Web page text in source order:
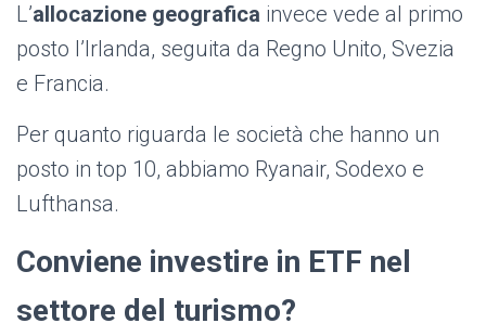
L’allocazione geografica invece vede al primo
posto l’Irlanda, seguita da Regno Unito, Svezia
e Francia.
Per quanto riguarda le società che hanno un
posto in top 10, abbiamo Ryanair, Sodexo e
Lufthansa.
Conviene investire in ETF nel
settore del turismo?